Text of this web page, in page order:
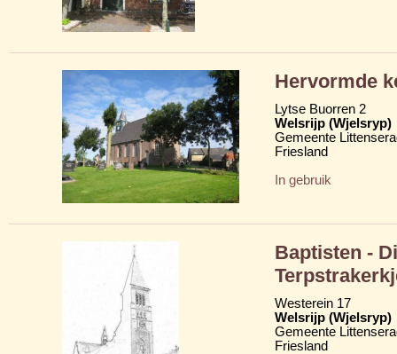
Hervormde
Lytse Buorren 2
Welsrijp (Wjelsryp)
Gemeente
Friesland
In gebruik
Baptisten -
Westerein 17
Welsrijp (Wjelsryp)
Gemeente
Friesland